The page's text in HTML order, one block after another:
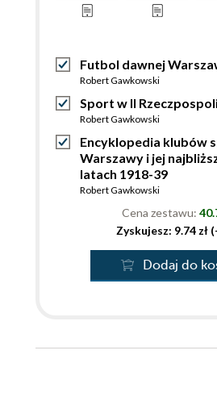
Futbol dawnej
Robert Gawkowski
Sport w II
Robert Gawkowski
Encyklopedia klubów
Warszawy i jej
latach 1918-39
Robert Gawkowski
Cena zestawu:
Zyskujesz: 9.74 zł
Dodaj do